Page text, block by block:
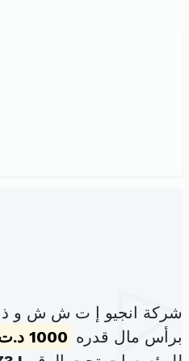
شركة انجيو إ ت ش ش و ذ
برأس مال قدره 1000 د.ت